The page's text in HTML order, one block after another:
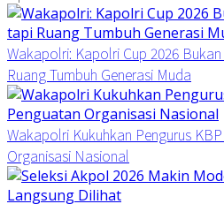
Wakapolri: Kapolri Cup 2026
Ruang Tumbuh Generasi Muda
Wakapolri Kukuhkan Pengurus
Organisasi Nasional